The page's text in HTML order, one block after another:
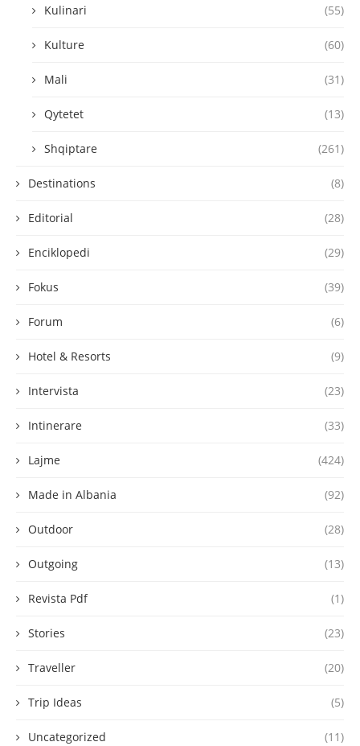
Kulinari (55)
Kulture (60)
Mali (31)
Qytetet (13)
Shqiptare (261)
Destinations (8)
Editorial (28)
Enciklopedi (29)
Fokus (39)
Forum (6)
Hotel & Resorts (9)
Intervista (23)
Intinerare (33)
Lajme (424)
Made in Albania (92)
Outdoor (28)
Outgoing (13)
Revista Pdf (1)
Stories (23)
Traveller (20)
Trip Ideas (5)
Uncategorized (11)